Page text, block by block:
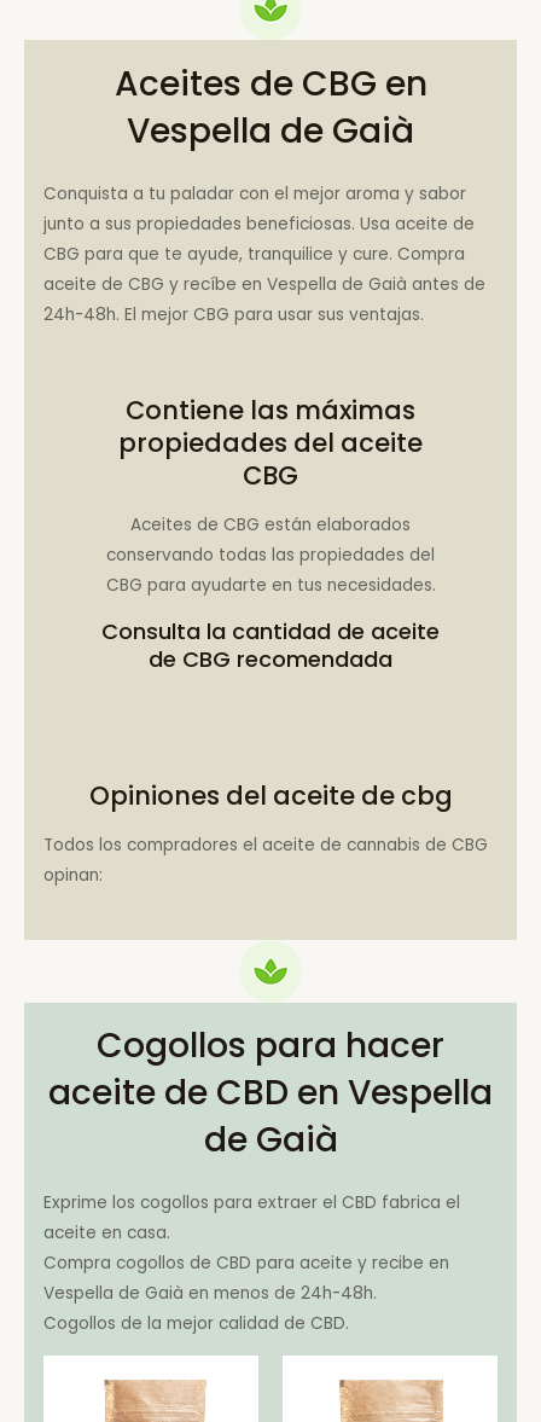
Aceites de CBG en
Vespella de Gaià
Conquista a tu paladar con el mejor aroma y sabor
junto a sus propiedades beneficiosas. Usa aceite de
CBG para que te ayude, tranquilice y cure. Compra
aceite de CBG y recíbe en Vespella de Gaià antes de
24h-48h. El mejor CBG para usar sus ventajas.
Contiene las máximas
propiedades del aceite
CBG
Aceites de CBG están elaborados
conservando todas las propiedades del
CBG para ayudarte en tus necesidades.
Consulta la cantidad de aceite
de CBG recomendada
Opiniones del aceite de cbg
Todos los compradores el aceite de cannabis de CBG
opinan:
Cogollos para hacer
aceite de CBD en Vespella
de Gaià
Exprime los cogollos para extraer el CBD fabrica el
aceite en casa.
Compra cogollos de CBD para aceite y recibe en
Vespella de Gaià en menos de 24h-48h.
Cogollos de la mejor calidad de CBD.